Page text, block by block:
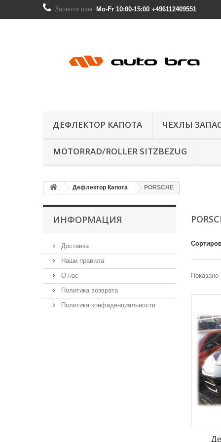
Звоните нам: Mo-Fr 10:00-15:00 +496112409551
ДЕФЛЕКТОР КАПОТА ЧЕХЛЫ
MOTORRAD/ROLLER SITZBEZUG
Дефлектор Капота PORSCHE
ИНФОРМАЦИЯ
Доставка
Наши правила
О нас
Политика возврата
Политика конфиденциальности
Показано